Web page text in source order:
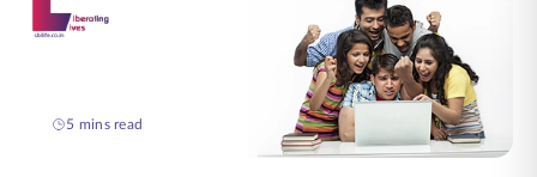
5 mins read